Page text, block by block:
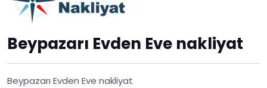
Beypazarı Evden Eve nakliyat
Beypazarı Evden Eve nakliyat